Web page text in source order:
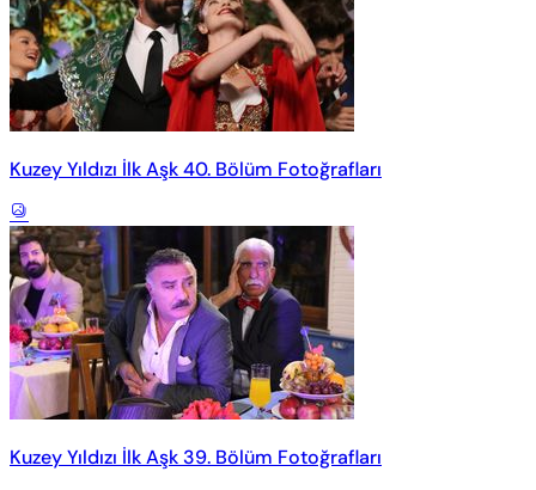
Kuzey Yıldızı İlk Aşk 40. Bölüm Fotoğrafları
Kuzey Yıldızı İlk Aşk 39. Bölüm Fotoğrafları